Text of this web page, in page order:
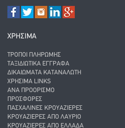
ΧΡΗΣΙΜΑ
ΤΡΌΠΟΙ ΠΛΗΡΩΜΉΣ
ΤΑΞΙΔΙΩΤΙΚΆ ΈΓΓΡΑΦΑ
ΔΙΚΑΙΏΜΑΤΑ ΚΑΤΑΝΑΛΩΤΉ
ΧΡΉΣΙΜΑ LINKS
ΑΝΑ ΠΡΟΟΡΙΣΜΌ
ΠΡΟΣΦΟΡΈΣ
ΠΑΣΧΑΛΙΝΈΣ ΚΡΟΥΑΖΙΈΡΕΣ
ΚΡΟΥΑΖΙΈΡΕΣ ΑΠΌ ΛΑΎΡΙΟ
ΚΡΟΥΑΖΙΈΡΕΣ ΑΠΌ ΕΛΛΆΔΑ